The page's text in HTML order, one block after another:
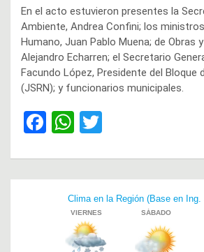
En el acto estuvieron presentes la
Ambiente, Andrea Confini; los
Humano, Juan Pablo Muena; de Obras
Alejandro Echarren; el Secretario
Facundo López, Presidente del Bloque
(JSRN); y funcionarios municipales.
F
ce
W
at
s
A
p
tt
er
Navegación
entradas